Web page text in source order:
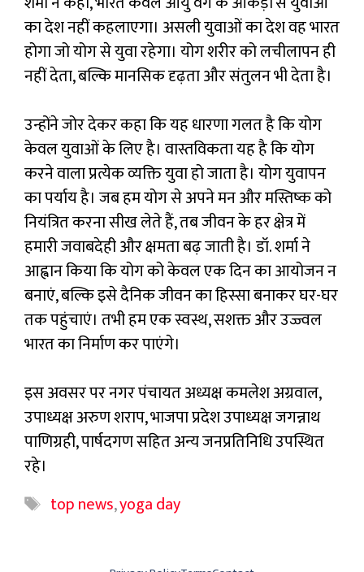
का देश नहीं कहलाएगा। असली युवाओं का देश वह भारत
होगा जो योग से युवा रहेगा। योग शरीर को लचीलापन ही
नहीं देता, बल्कि मानसिक दृढ़ता और संतुलन भी देता है।
उन्होंने जोर देकर कहा कि यह धारणा गलत है कि योग
केवल युवाओं के लिए है। वास्तविकता यह है कि योग
करने वाला प्रत्येक व्यक्ति युवा हो जाता है। योग युवापन
का पर्याय है। जब हम योग से अपने मन और मस्तिष्क को
नियंत्रित करना सीख लेते हैं, तब जीवन के हर क्षेत्र में
हमारी जवाबदेही और क्षमता बढ़ जाती है। डॉ. शर्मा ने
आह्वान किया कि योग को केवल एक दिन का आयोजन न
बनाएं, बल्कि इसे दैनिक जीवन का हिस्सा बनाकर घर-घर
तक पहुंचाएं। तभी हम एक स्वस्थ, सशक्त और उज्ज्वल
भारत का निर्माण कर पाएंगे।
इस अवसर पर नगर पंचायत अध्यक्ष कमलेश अग्रवाल,
उपाध्यक्ष अरुण शराप, भाजपा प्रदेश उपाध्यक्ष जगन्नाथ
पाणिग्रही, पार्षदगण सहित अन्य जनप्रतिनिधि उपस्थित
रहे।
Tags
top news,yoga day